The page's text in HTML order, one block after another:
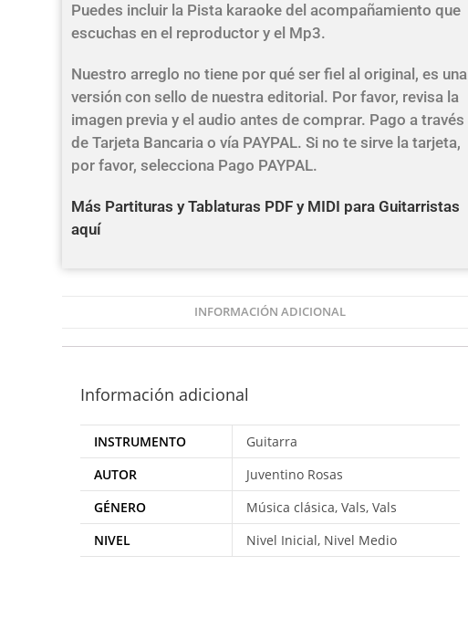
Puedes incluir la Pista karaoke del acompañamiento que
escuchas en el reproductor y el Mp3.
Nuestro arreglo no tiene por qué ser fiel al original, es una
versión con sello de nuestra editorial. Por favor, revisa la
imagen previa y el audio antes de comprar. Pago a través
de Tarjeta Bancaria o vía PAYPAL. Si no te sirve la tarjeta,
por favor, selecciona Pago PAYPAL.
Más Partituras y Tablaturas PDF y MIDI para Guitarristas
aquí
INFORMACIÓN ADICIONAL
Información adicional
INSTRUMENTO
Guitarra
AUTOR
Juventino Rosas
GÉNERO
Música clásica, Vals, Vals
NIVEL
Nivel Inicial, Nivel Medio